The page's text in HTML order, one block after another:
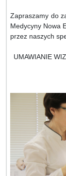
Zapraszamy do
Medycyny Nowa
przez naszych
UMAWIANIE